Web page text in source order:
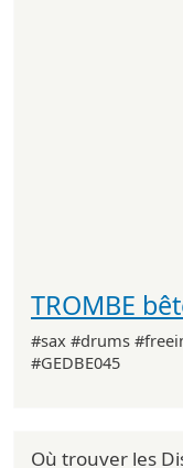
TROMBE
#sax #drums
#GEDBE045
Où trouver les